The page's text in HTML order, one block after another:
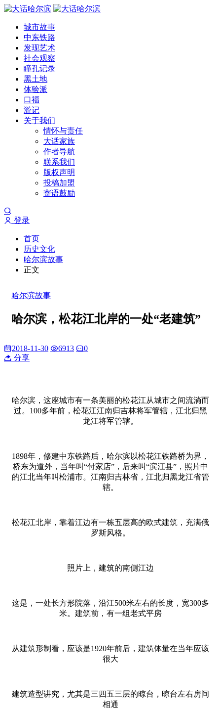
城市故事
中东铁路
发现艺术
社会观察
瞳孔记录
黑土地
体验派
口福
游记
关于我们
情怀与责任
大话家族
作者导航
联系我们
版权声明
投稿加盟
寄语鼓励
登录
首页
历史文化
哈尔滨故事
正文
哈尔滨故事
哈尔滨，松花江北岸的一处“老建筑”
2018-11-30 6913
0
分享
哈尔滨，这座城市有一条美丽的松花江从城市之间流淌而
过。100多年前，松花江江南归吉林将军管辖，江北归黑
龙江将军管辖。
1898年，修建中东铁路后，哈尔滨以松花江铁路桥为界，
桥东为道外，当年叫“付家店”，后来叫“滨江县”，照片中
的江北当年叫松浦市。江南归吉林省，江北归黑龙江省管
辖。
松花江北岸，靠着江边有一栋五层高的欧式建筑，充满俄
罗斯风格。
照片上，建筑的南侧江边
这是，一处长方形院落，沿江500米左右的长度，宽300多
米。建筑前，有一组老式平房
从建筑形制看，应该是1920年前后，建筑体量在当年应该
很大
建筑造型讲究，尤其是三四五三层的晾台，晾台左右房间
相通